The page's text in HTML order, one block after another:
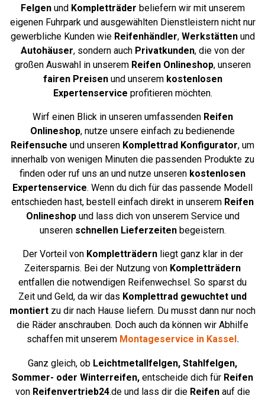
Felgenund Kompletträder beliefern wir mit unserem
eigenen Fuhrpark und ausgewählten Dienstleistern nicht nur
gewerbliche Kunden wie Reifenhändler, Werkstättenund
Autohäuser, sondern auch Privatkunden, die von der
großen Auswahl in unserem Reifen Onlineshop, unseren
fairen Preisenund unserem kostenlosen
Expertenservice profitieren möchten.
Wirf einen Blick in unseren umfassenden Reifen
Onlineshop, nutze unsere einfach zu bedienende
Reifensuche und unseren Komplettrad Konfigurator, um
innerhalb von wenigen Minuten die passenden Produkte zu
finden oder ruf uns an und nutze unseren kostenlosen
Expertenservice. Wenn du dich für das passende Modell
entschieden hast, bestell einfach direkt in unserem Reifen
Onlineshopund lass dich von unserem Service und
unseren schnellen Lieferzeitenbegeistern.
Der Vorteil von Kompletträdernliegt ganz klar in der
Zeitersparnis. Bei der Nutzung von Kompletträdern
entfallen die notwendigen Reifenwechsel. So sparst du
Zeit und Geld, da wir das Komplettrad gewuchtet und
montiert zu dir nach Hause liefern. Du musst dann nur noch
die Räder anschrauben. Doch auch da können wir Abhilfe
schaffen mit unserem Montageservice in Kassel .
Ganz gleich, ob Leichtmetallfelgen, Stahlfelgen,
Sommer- oder Winterreifen, entscheide dich für Reifen
von Reifenvertrieb24.de und lass dir die Reifenauf die